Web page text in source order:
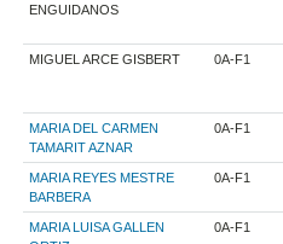
ENGUIDANOS
MIGUEL ARCE GISBERT 0A-F1
MARIA DEL CARMEN
TAMARIT AZNAR
0A-F1
MARIA REYES MESTRE
BARBERA
0A-F1
MARIA LUISA GALLEN
0A-F1